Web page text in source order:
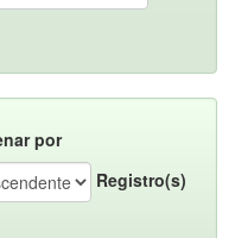
por
Registro(s)